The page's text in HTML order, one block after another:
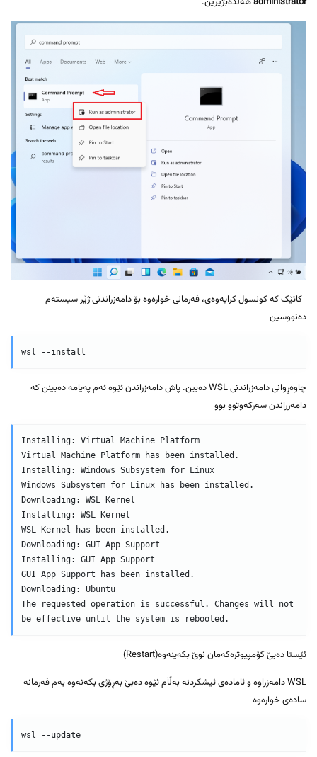
کاتێک کە کونسول کرایەوەی، فەرمانی خوارەوە بۆ دامەزراندنی ژێر سیستەم
دەنووسین
wsl --install
چاوەڕوانی دامەزراندنی WSL دەبین. پاش دامەزراندن ئێوە ئەم پەیامە دەبینن کە
دامەزراندن سەرکەوتوو بوو
Installing: Virtual Machine Platform
Virtual Machine Platform has been installed.
Installing: Windows Subsystem for Linux
Windows Subsystem for Linux has been installed.
Downloading: WSL Kernel
Installing: WSL Kernel
WSL Kernel has been installed.
Downloading: GUI App Support
Installing: GUI App Support
GUI App Support has been installed.
Downloading: Ubuntu
The requested operation is successful. Changes will not
be effective until the system is rebooted.
ئێستا دەبێ کۆمپیوترەکەمان نوێ بکەینەوە(Restart)
WSL دامەزراوە و ئامادەی ئیشکردنە بەڵآم ئێوە دەبێ بەڕۆژی بکەنەوە بەم فەرمانە
سادەی خوارەوە
wsl --update